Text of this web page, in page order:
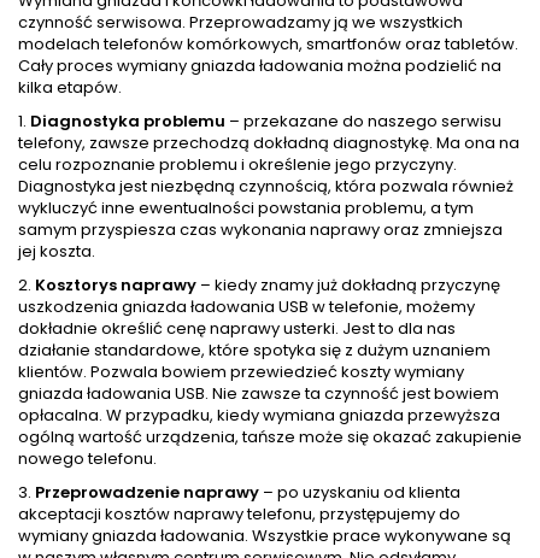
czynność serwisowa. Przeprowadzamy ją we wszystkich
modelach telefonów komórkowych, smartfonów oraz tabletów.
Cały proces wymiany gniazda ładowania można podzielić na
kilka etapów.
1. Diagnostyka problemu – przekazane do naszego serwisu
telefony, zawsze przechodzą dokładną diagnostykę. Ma ona na
celu rozpoznanie problemu i określenie jego przyczyny.
Diagnostyka jest niezbędną czynnością, która pozwala również
wykluczyć inne ewentualności powstania problemu, a tym
samym przyspiesza czas wykonania naprawy oraz zmniejsza
jej koszta.
2. Kosztorys naprawy – kiedy znamy już dokładną przyczynę
uszkodzenia gniazda ładowania USB w telefonie, możemy
dokładnie określić cenę naprawy usterki. Jest to dla nas
działanie standardowe, które spotyka się z dużym uznaniem
klientów. Pozwala bowiem przewiedzieć koszty wymiany
gniazda ładowania USB. Nie zawsze ta czynność jest bowiem
opłacalna. W przypadku, kiedy wymiana gniazda przewyższa
ogólną wartość urządzenia, tańsze może się okazać zakupienie
nowego telefonu.
3. Przeprowadzenie naprawy – po uzyskaniu od klienta
akceptacji kosztów naprawy telefonu, przystępujemy do
wymiany gniazda ładowania. Wszystkie prace wykonywane są